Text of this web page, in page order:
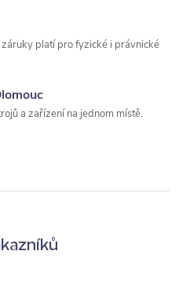
platí pro fyzické i právnické
a zařízení na jednom místě.